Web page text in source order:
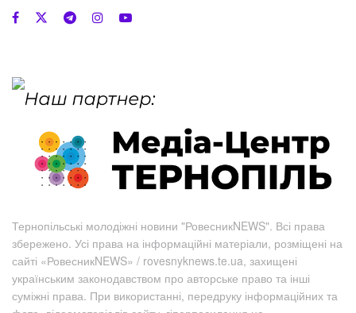
Тернопільські молодіжні новини "РовесникNEWS". Всі права
збережено. Усі права на інформаційні матеріали, розміщені на
сайті «РовесникNEWS» / rovesnyknews.te.ua, захищені
українським законодавством про авторське право та інші
суміжні права. При використанні, передруку інформаційних та